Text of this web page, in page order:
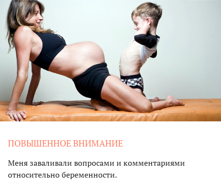
ПОВЫШЕННОЕ ВНИМАНИЕ
Меня заваливали вопросами и комментариями
относительно беременности.